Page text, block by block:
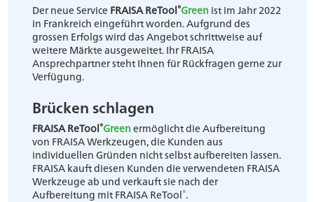
Der neue Service FRAISA ReTool®Green ist im Jahr 2022
in Frankreich eingeführt worden. Aufgrund des
grossen Erfolgs wird das Angebot schrittweise auf
weitere Märkte ausgeweitet. Ihr FRAISA
Ansprechpartner steht Ihnen für Rückfragen gerne zur
Verfügung.
Brücken schlagen
FRAISA ReTool®Green ermöglicht die Aufbereitung
von FRAISA Werkzeugen, die Kunden aus
individuellen Gründen nicht selbst aufbereiten lassen.
FRAISA kauft diesen Kunden die verwendeten FRAISA
Werkzeuge ab und verkauft sie nach der
Aufbereitung mit FRAISA ReTool®.